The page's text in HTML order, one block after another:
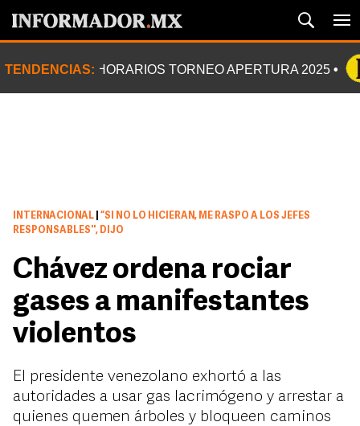
TENDENCIAS: HORARIOS TORNEO APERTURA 2025
INTERNACIONAL
“SI NO LO HICIERAN, ME RASPO A LOS JEFES
RESPONSABLES'', DIJO
Chávez ordena rociar
gases a manifestantes
violentos
El presidente venezolano exhortó a las
autoridades a usar gas lacrimógeno y arrestar a
quienes quemen árboles y bloqueen caminos